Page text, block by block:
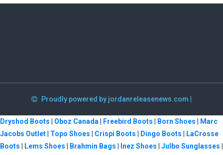
Proudly powered by jordanreleasenews.com
Dryshod Boots Oboz Canada Freebird Boots Born Shoes
Marc
Jacobs Outlet
Topo Shoes Crispi Boots Dingo Boots
LaCrosse
Boots
Lems Shoes Brahmin Bags Inez Shoes Julbo Sunglasses